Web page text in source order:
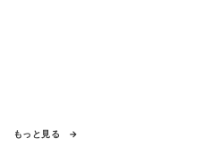
もっと見る